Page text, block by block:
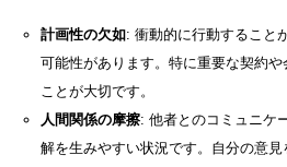
計画性の欠如: 衝動的に行動すること
可能性があります。特に重要な契約
ことが大切です。
人間関係の摩擦: 他者とのコミュニケ
解を生みやすい状況です。自分の意